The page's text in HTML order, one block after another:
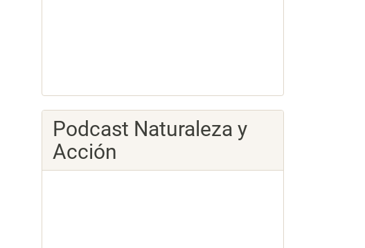
Podcast Naturaleza y
Acción